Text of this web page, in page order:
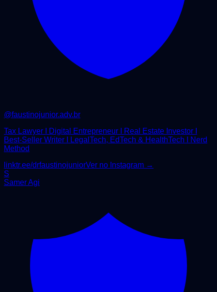
@faustinojunior.adv.br
Tax Lawyer I Digital Entrepreneur I Real Estate Investor I
Best-Seller Writer I LegalTech, EdTech & HealthTech I Nerd
Method
linktr.ee/drfaustinojuniorVer no Instagram →
S
Samer Agi